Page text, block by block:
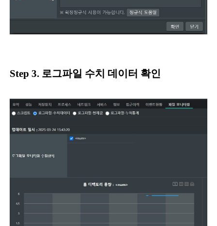
Step 3. 로그파일 수치 데이터 확인